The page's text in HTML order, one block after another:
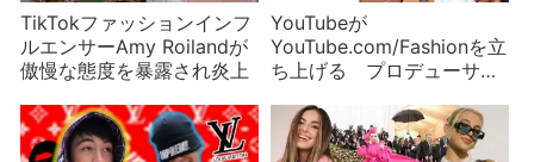
TikTokファッションインフ
ルエンサーAmy Roilandが
傲慢な態度を暴露され炎上
YouTubeが
YouTube.com/Fashionを立
ち上げる プロデューサー